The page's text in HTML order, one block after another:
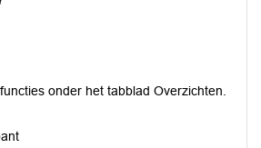
onder het tabblad Overzichten.